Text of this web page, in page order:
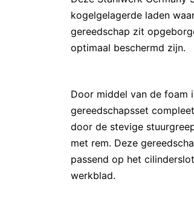
kogelgelagerde laden
gereedschap zit
optimaal beschermd zijn.
Door middel van de foam
gereedschapsset
door de stevige
met rem. Deze
passend op het
werkblad.